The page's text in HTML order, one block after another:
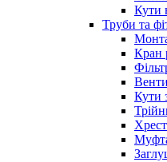
Кути
Труби та
Кран
Кути